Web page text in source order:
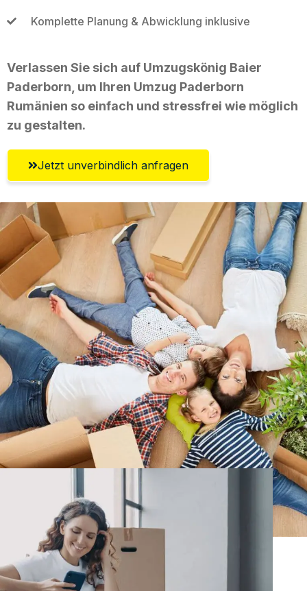
Komplette Planung & Abwicklung inklusive
Verlassen Sie sich auf Umzugskönig Baier
Paderborn, um Ihren Umzug Paderborn
Rumänien so einfach und stressfrei wie möglich
zu gestalten.
Jetzt unverbindlich anfragen